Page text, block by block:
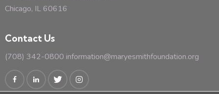
Chicago, IL 60616
Contact Us
(708) 342-0800 information@maryesmithfoundation.org